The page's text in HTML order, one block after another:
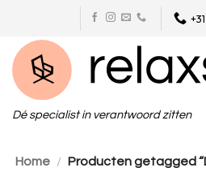
content
Dé specialist in verantwoord zitten
Home / Producten getagged